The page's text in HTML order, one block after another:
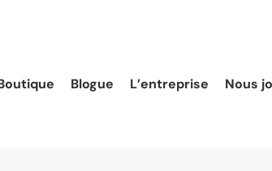
Blogue L’entreprise Nous